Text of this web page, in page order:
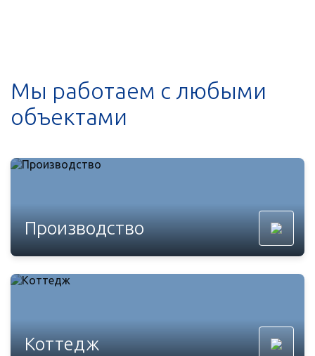
Мы работаем с любыми
объектами
Производство
Коттедж